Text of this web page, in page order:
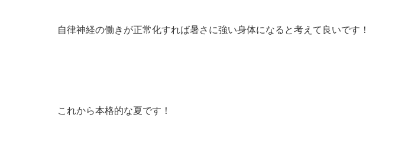
自律神経の働きが正常化すれば暑さに強い身体になると考えて良いです！
これから本格的な夏です！